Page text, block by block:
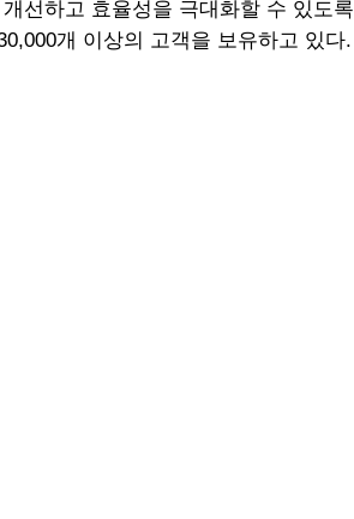
선하고 효율성을 극대화할 수 있도록
개 이상의 고객을 보유하고 있다.